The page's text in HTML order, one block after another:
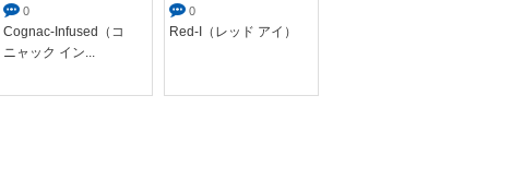
0
Cognac-Infused（コ
ニャック イン...
0
Red-I（レッド アイ）